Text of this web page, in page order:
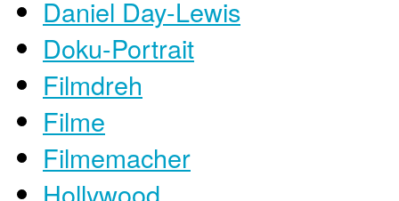
Daniel Day-Lewis
Doku-Portrait
Filmdreh
Filme
Filmemacher